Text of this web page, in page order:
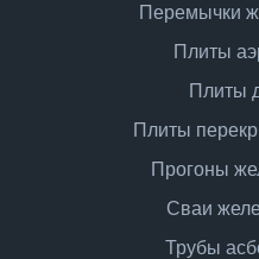
Перемычки
Плиты
Плиты
Плиты
Прогоны
Сваи
Трубы